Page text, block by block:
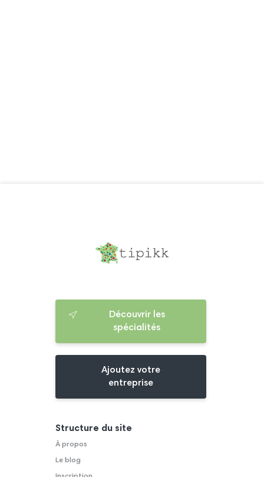
Découvrir les
spécialités
Ajoutez votre
entreprise
Structure du site
À propos
Le blog